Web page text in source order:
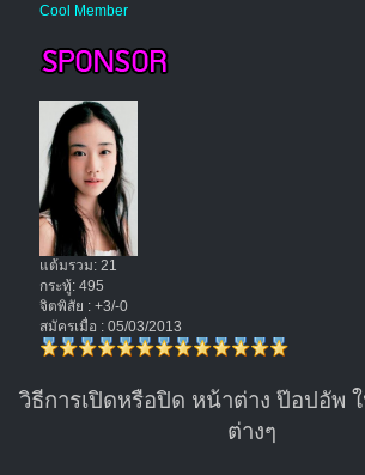
Cool Member
แต้มรวม: 21
กระทู้: 495
จิตพิสัย : +3/-0
สมัครเมื่อ : 05/03/2013
วิธีการเปิดหรือปิด หน้าต่าง ป๊อปอัพ ใ
ต่างๆ